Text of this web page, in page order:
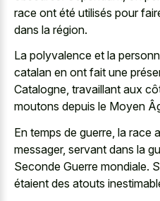
race ont été utilisés pour
dans la région.
La polyvalence et la
catalan en ont fait une
Catalogne, travaillant aux
moutons depuis le Moyen
En temps de guerre, la race
messager, servant dans la
Seconde Guerre mondiale.
étaient des atouts